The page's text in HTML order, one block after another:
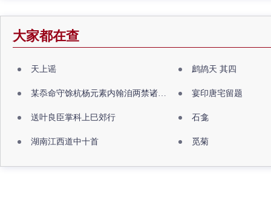
大家都在查
天上谣 鹧鸪天 其四
某忝命守馀杭杨元素内翰洎两禁诸公出祖佛寺 宴印唐宅留题
送叶良臣掌科上巳郊行 石龛
湖南江西道中十首 觅菊